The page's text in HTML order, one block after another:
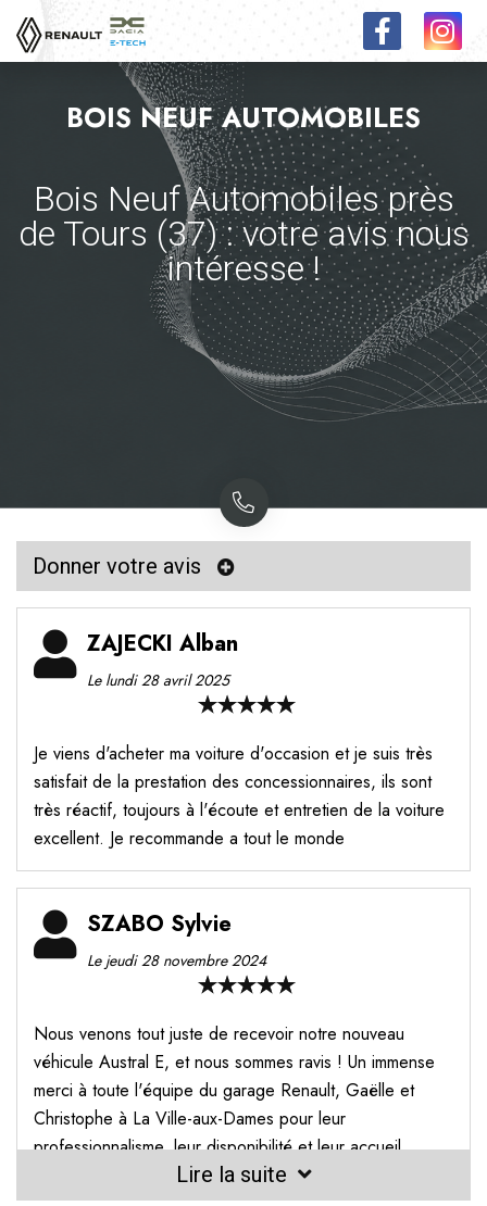
BOIS NEUF AUTOMOBILES
Bois Neuf Automobiles près
de Tours (37) : votre avis nous
intéresse !
Donner votre avis
ZAJECKI Alban
Le lundi 28 avril 2025
Je viens d'acheter ma voiture d'occasion et je suis très
satisfait de la prestation des concessionnaires, ils sont
très réactif, toujours à l'écoute et entretien de la voiture
excellent. Je recommande a tout le monde
SZABO Sylvie
Le jeudi 28 novembre 2024
Nous venons tout juste de recevoir notre nouveau
véhicule Austral E, et nous sommes ravis ! Un immense
merci à toute l'équipe du garage Renault, Gaëlle et
Christophe à La Ville-aux-Dames pour leur
professionnalisme, leur disponibilité et leur accueil
Lire la suite